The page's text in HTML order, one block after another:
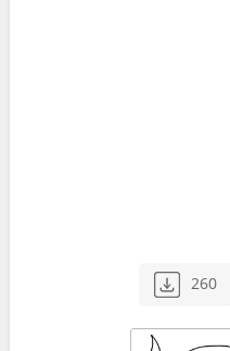
260